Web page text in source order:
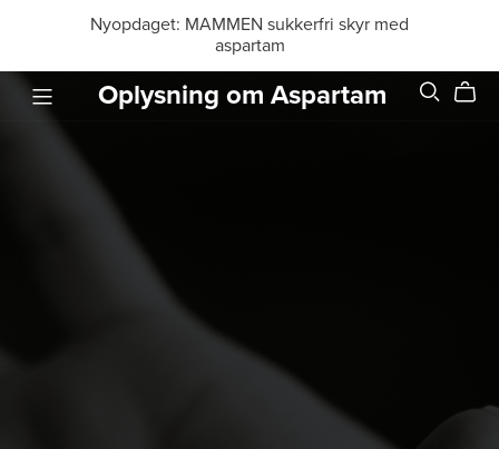
Nyopdaget: MAMMEN sukkerfri skyr med
aspartam
Oplysning om Aspartam